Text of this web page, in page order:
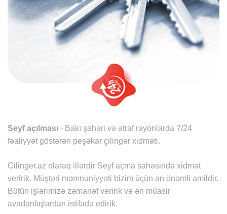
Seyf açılması - Bakı şəhəri və ətraf rayonlarda 7/24
fəaliyyət göstərən peşəkar çilingər xidməti.
Cilinger.az olaraq illərdir Seyf açma sahəsində xidmət
veririk. Müştəri məmnuniyyəti bizim üçün ən önəmli amildir.
Bütün işlərimizə zəmanət veririk və ən müasir
avadanlıqlardan istifadə edirik.